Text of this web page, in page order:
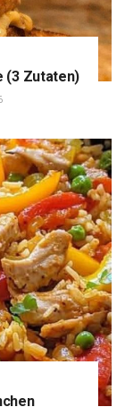
(3 Zutaten)